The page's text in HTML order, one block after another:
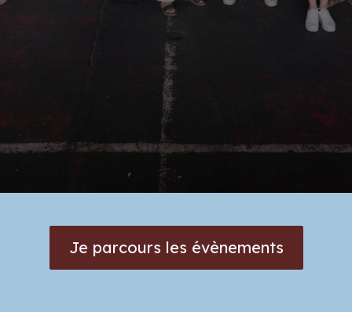
Je parcours les évènements